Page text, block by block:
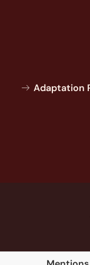
Adaptation